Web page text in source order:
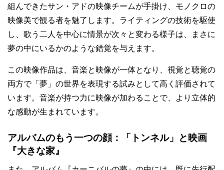
組んできたサン・アドの映像チームが手掛け、モノクロの
映像美で観る者を魅了します。ライティングの技術を駆使
し、歌う二人を中心に情景が次々と変わる様子は、まさに
夢の中にいるかのような錯覚を与えます。
この映像作品は、音楽と映像が一体となり、視覚と聴覚の
両方で「夢」の世界を表現する試みとして高く評価されて
います。音楽が持つ力に映像が加わることで、より立体的
な感動が生まれています。
アルバムのもう一つの顔：「トンネル」と映画
『大きな家』